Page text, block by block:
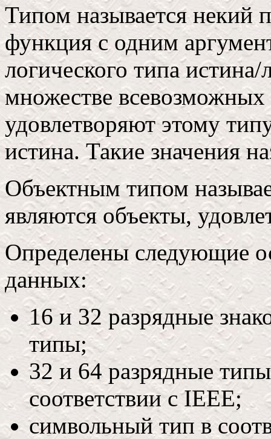
Типом называется некий
функция с одним
логического типа
множестве всевозможных
удовлетворяют этому
истина. Такие значения
Объектным типом
являются объекты,
Определены следующие
данных:
16 и 32 разрядные
типы;
32 и 64 разрядные
соответствии с IEEE;
символьный тип в